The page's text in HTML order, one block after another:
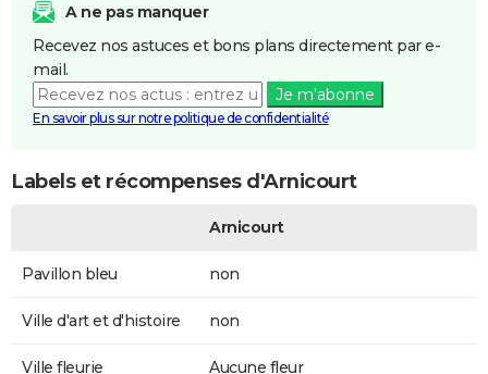
A ne pas manquer
Recevez nos astuces et bons plans directement par e-
mail.
Je m'abonne
En savoir plus sur notre politique de confidentialité
Labels et récompenses d'Arnicourt
Arnicourt
Pavillon bleu non
Ville d'art et d'histoire non
Ville fleurie Aucune fleur